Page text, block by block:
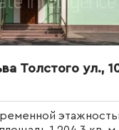
Толстого ул.,